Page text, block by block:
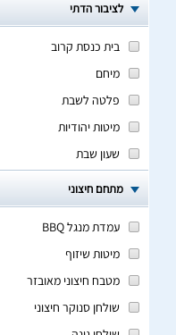
לציבור הדתי
בית כנסת קרוב
מיחם
פלטה לשבת
מיטות יהודיות
שעון שבת
מתחם חיצוני
עמדת מנגל BBQ
מיטות שיזוף
מטבח חיצוני מאובזר
שולחן סנוקר חיצוני